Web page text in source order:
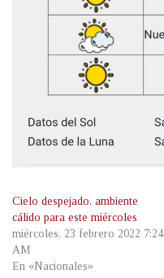
Cielo despejado, ambiente
cálido para este miércoles
miércoles, 23 febrero 2022 7:24
AM
En «Nacionales»